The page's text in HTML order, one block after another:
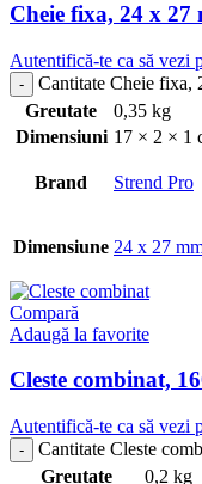
Cheie fixa, 24 x 27
Autentifică-te ca să vezi
Cantitate Cheie fixa,
Greutate
0,35 kg
Dimensiuni 17 × 2 × 1
Brand Strend Pro
Dimensiune 24 x 27
Compară
Adaugă la favorite
Cleste combinat,
Autentifică-te ca să vezi
Cantitate Cleste
Greutate
0,2 kg